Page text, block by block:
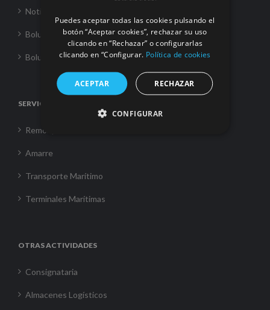
Noticias
Boluda Towage
Boluda Shipping
SERVICIOS
Remolque
Amarre
Transporte Marítimo
Terminales Marítimas
OTRAS ACTIVIDADES
Consignataria
Almacenes Logísticos
Puedes aceptar todas las cookies pulsando el
botón “Aceptar cookies”, rechazar su uso
clicando en “Rechazar” o configurarlas
clicando en “Configurar. Política de cookies
ACEPTAR RECHAZAR
CONFIGURAR